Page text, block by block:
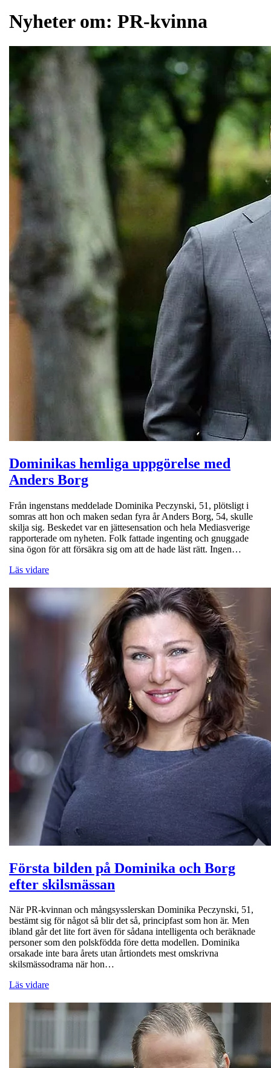
Nyheter om: PR-kvinna
Dominikas hemliga uppgörelse med
Anders Borg
Från ingenstans meddelade Dominika Peczynski, 51, plötsligt i
somras att hon och maken sedan fyra år Anders Borg, 54, skulle
skilja sig. Beskedet var en jättesensation och hela Mediasverige
rapporterade om nyheten. Folk fattade ingenting och gnuggade
sina ögon för att försäkra sig om att de hade läst rätt. Ingen…
Läs vidare
Första bilden på Dominika och Borg
efter skilsmässan
När PR-kvinnan och mångsysslerskan Dominika Peczynski, 51,
bestämt sig för något så blir det så, principfast som hon är. Men
ibland går det lite fort även för sådana intelligenta och beräknade
personer som den polskfödda före detta modellen. Dominika
orsakade inte bara årets utan årtiondets mest omskrivna
skilsmässodrama när hon…
Läs vidare